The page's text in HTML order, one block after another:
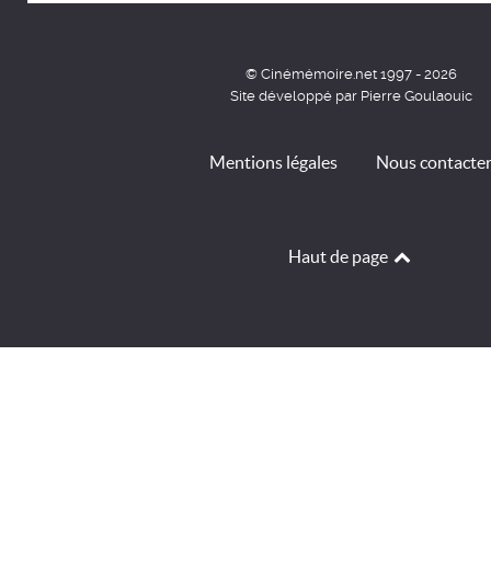
© Cinémémoire.net 1997 - 2026
Site développé par Pierre Goulaouic
Mentions légales Nous contacter
Haut de page